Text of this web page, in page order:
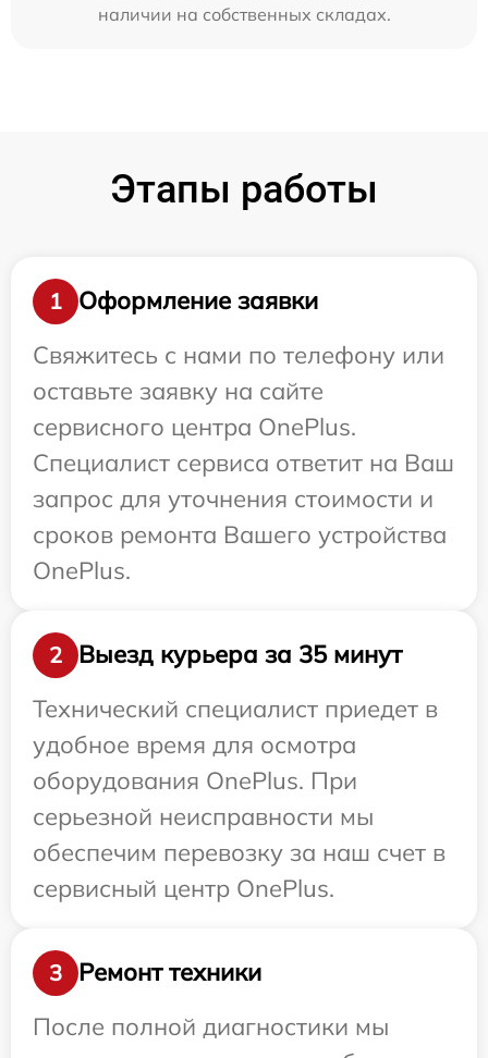
наличии на собственных складах.
Этапы работы
1
Оформление заявки
Свяжитесь с нами по телефону или
оставьте заявку на сайте
сервисного центра OnePlus.
Специалист сервиса ответит на Ваш
запрос для уточнения стоимости и
сроков ремонта Вашего устройства
OnePlus.
2
Выезд курьера за 35 минут
Технический специалист приедет в
удобное время для осмотра
оборудования OnePlus. При
серьезной неисправности мы
обеспечим перевозку за наш счет в
сервисный центр OnePlus.
3
Ремонт техники
После полной диагностики мы